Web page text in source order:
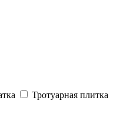
Тротуарная плитка